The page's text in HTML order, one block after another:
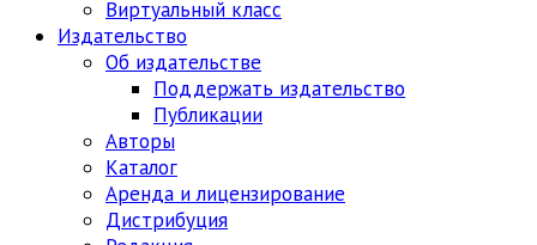
Виртуальный класс
Издательство
Об издательстве
Поддержать издательство
Публикации
Авторы
Каталог
Аренда и лицензирование
Дистрибуция